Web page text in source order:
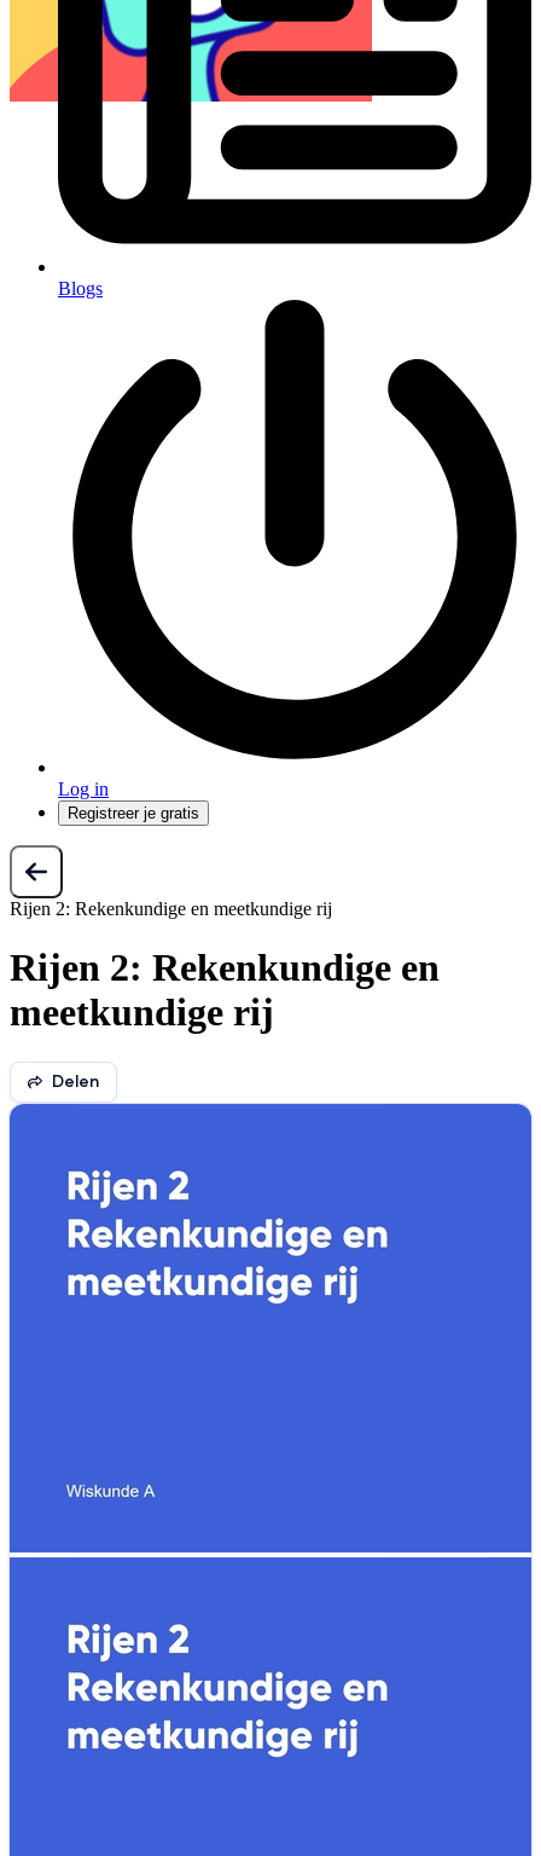
Blogs
Log in
Registreer je gratis
Rijen 2: Rekenkundige en meetkundige rij
Rijen 2: Rekenkundige en
meetkundige rij
Delen